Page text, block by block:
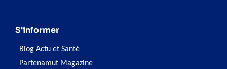
S'informer
Blog Actu et Santé
Partenamut Magazine